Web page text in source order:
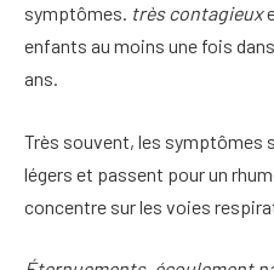
symptômes. très contagieux
enfants au moins une fois
ans.
Très souvent, les symptômes
légers et passent pour un
concentre sur les voies